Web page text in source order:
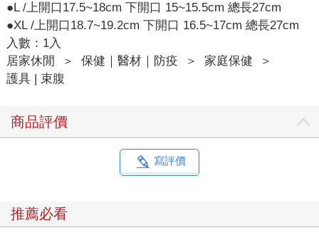
●L /上開口17.5~18cm 下開口 15~15.5cm 總長27cm
●XL /上開口18.7~19.2cm 下開口 16.5~17cm 總長27cm
入數：1入
居家休閒
＞ 保健｜醫材｜防疫 ＞ 家庭保健
＞
護具 | 束腹
商品評價
寫評價
推薦必看